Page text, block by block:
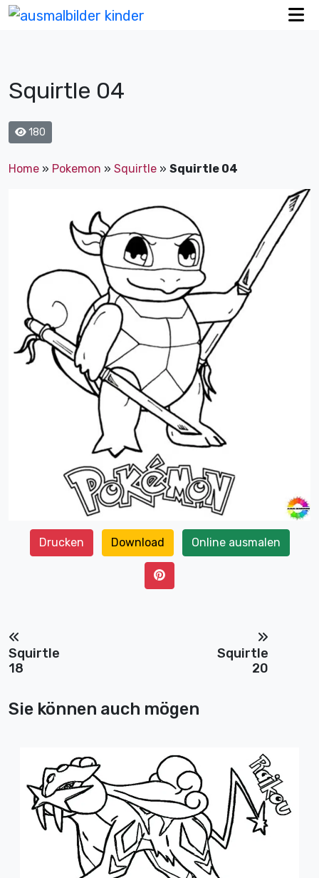
Squirtle 04
180
Home » Pokemon » Squirtle » Squirtle 04
Drucken Download Online ausmalen
Squirtle
18
Squirtle
20
Sie können auch mögen